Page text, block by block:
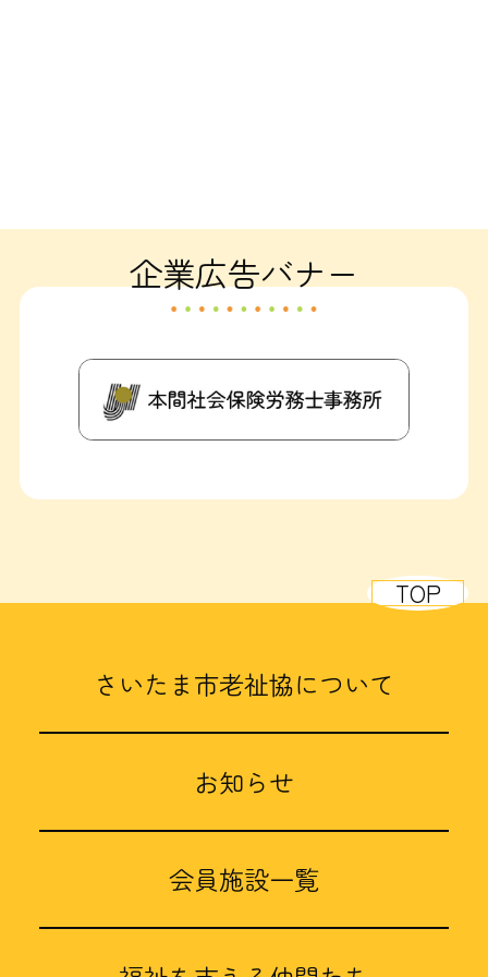
企業広告バナー
TOP
さいたま市老祉協について
お知らせ
会員施設一覧